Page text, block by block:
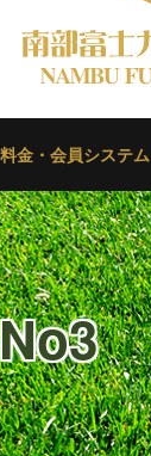
料金・会員システム